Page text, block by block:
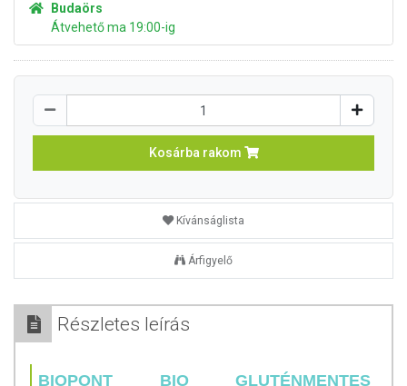
Budaörs
Átvehető ma 19:00-ig
Kosárba rakom
Kívánságlista
Árfigyelő
Részletes leírás
BIOPONT BIO GLUTÉNMENTES